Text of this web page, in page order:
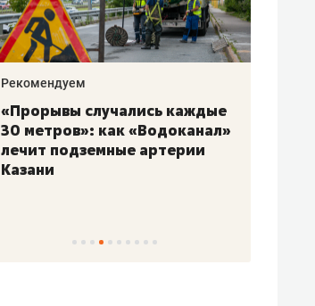
Рекомендуем
«Прорывы случались каждые
30 метров»: как «Водоканал»
лечит подземные артерии
Казани